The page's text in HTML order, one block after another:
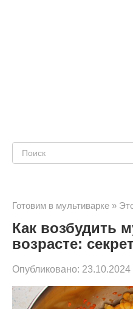
Поиск:
Готовим в мультиварке »
Как возбудить
возрасте:
Опубликовано: 23.10.2024